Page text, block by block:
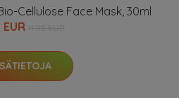
Cellulose Face Mask, 30ml